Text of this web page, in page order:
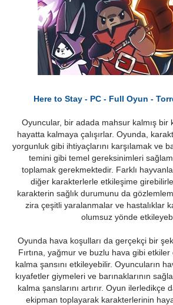
Here to Stay - PC - Full Oyun -
Oyuncular, bir adada mahsur kalmış bir
hayatta kalmaya çalışırlar. Oyunda,
yorgunluk gibi ihtiyaçlarını karşılamak ve
temini gibi temel gereksinimleri
toplamak gerekmektedir. Farklı
diğer karakterlerle etkileşime
karakterin sağlık durumunu da
zira çeşitli yaralanmalar ve hastalıklar
olumsuz yönde
Oyunda hava koşulları da gerçekçi bir
Fırtına, yağmur ve buzlu hava gibi
kalma şansını etkileyebilir. Oyuncuların
kıyafetler giymeleri ve barınaklarının
kalma şanslarını artırır. Oyun ilerledikçe
ekipman toplayarak karakterlerinin